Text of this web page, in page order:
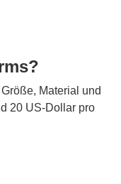
Material und
20 US-Dollar pro